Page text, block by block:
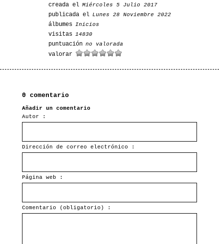
creada el Miércoles 5 Julio 2017
publicada el Lunes 28 Noviembre 2022
álbumes Inicios
visitas 14830
puntuación no valorada
valorar
0 comentario
Añadir un comentario
Autor :
Dirección de correo electrónico :
Página web :
Comentario (obligatorio) :